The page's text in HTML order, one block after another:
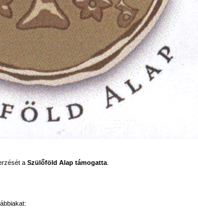
a Szülőföld Alap támogatta